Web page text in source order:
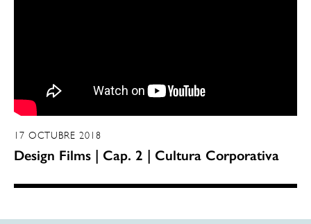
17 OCTUBRE 2018
Design Films | Cap. 2 | Cultura Corporativa